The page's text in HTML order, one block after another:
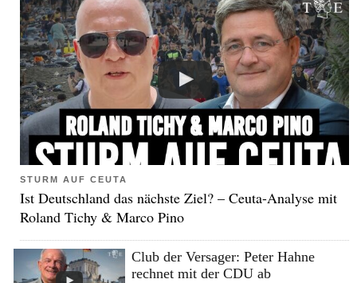
STURM AUF CEUTA
Ist Deutschland das nächste Ziel? – Ceuta-Analyse mit
Roland Tichy & Marco Pino
Club der Versager: Peter Hahne
rechnet mit der CDU ab